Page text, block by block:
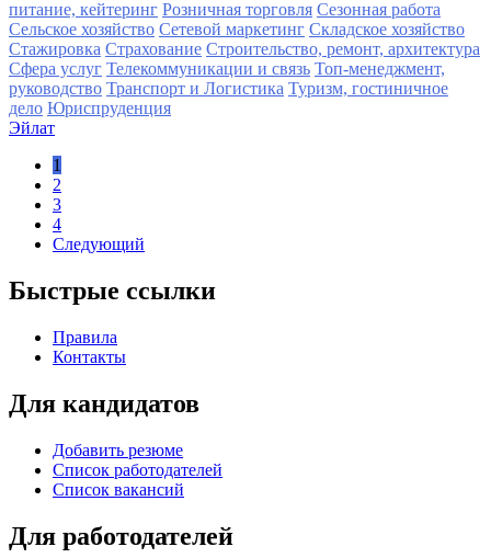
питание, кейтеринг Розничная торговля Сезонная работа
Сельское хозяйство Сетевой маркетинг Складское хозяйство
Стажировка Страхование Строительство, ремонт, архитектура
Сфера услуг Телекоммуникации и связь Топ-менеджмент,
руководство Транспорт и Логистика Туризм, гостиничное
дело Юриспруденция
Эйлат
1
2
3
4
Следующий
Быстрые ссылки
Правила
Контакты
Для кандидатов
Добавить резюме
Список работодателей
Список вакансий
Для работодателей